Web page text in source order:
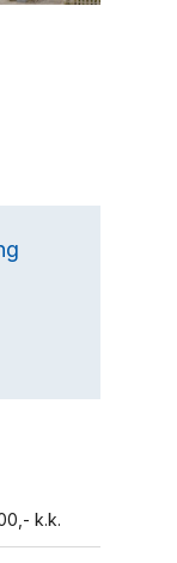
k.k.